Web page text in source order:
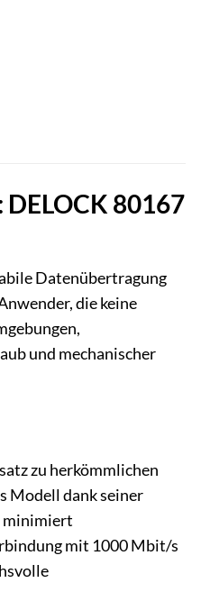
80167
Datenübertragung
die keine
und mechanischer
zu herkömmlichen
Modell dank seiner
minimiert
mit 1000 Mbit/s